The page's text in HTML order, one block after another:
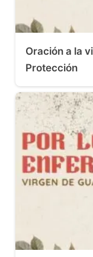
Oración a la
Protección